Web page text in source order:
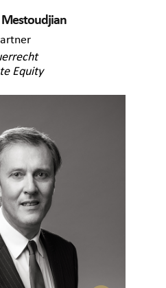
Mestoudjian
Equity